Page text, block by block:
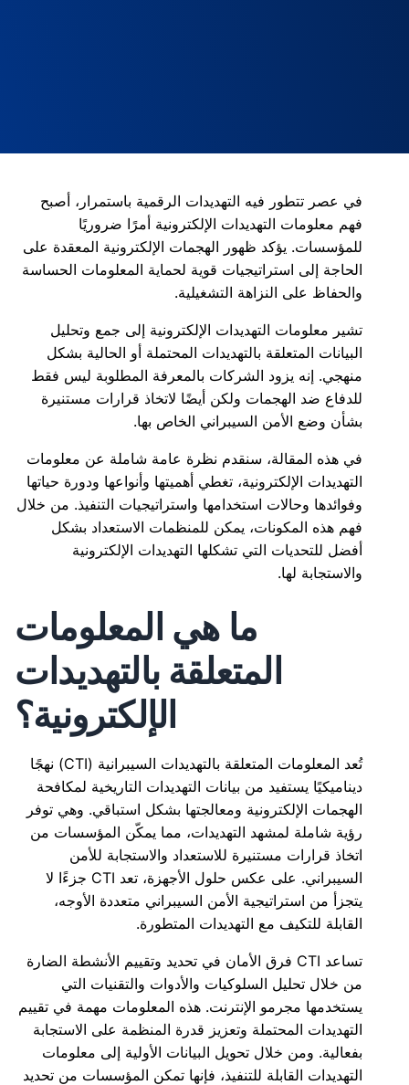
في عصر تتطور فيه التهديدات الرقمية باستمرار، أصبح
فهم معلومات التهديدات الإلكترونية أمرًا ضروريًا
للمؤسسات. يؤكد ظهور الهجمات الإلكترونية المعقدة على
الحاجة إلى استراتيجيات قوية لحماية المعلومات الحساسة
والحفاظ على النزاهة التشغيلية.
تشير معلومات التهديدات الإلكترونية إلى جمع وتحليل
البيانات المتعلقة بالتهديدات المحتملة أو الحالية بشكل
منهجي. إنه يزود الشركات بالمعرفة المطلوبة ليس فقط
للدفاع ضد الهجمات ولكن أيضًا لاتخاذ قرارات مستنيرة
بشأن وضع الأمن السيبراني الخاص بها.
في هذه المقالة، سنقدم نظرة عامة شاملة عن معلومات
التهديدات الإلكترونية، تغطي أهميتها وأنواعها ودورة حياتها
وفوائدها وحالات استخدامها واستراتيجيات التنفيذ. من خلال
فهم هذه المكونات، يمكن للمنظمات الاستعداد بشكل
أفضل للتحديات التي تشكلها التهديدات الإلكترونية
والاستجابة لها.
ما هي المعلومات
المتعلقة بالتهديدات
الإلكترونية؟
تُعد المعلومات المتعلقة بالتهديدات السيبرانية (CTI) نهجًا
ديناميكيًا يستفيد من بيانات التهديدات التاريخية لمكافحة
الهجمات الإلكترونية ومعالجتها بشكل استباقي. وهي توفر
رؤية شاملة لمشهد التهديدات، مما يمكّن المؤسسات من
اتخاذ قرارات مستنيرة للاستعداد والاستجابة للأمن
السيبراني. على عكس حلول الأجهزة، تعد CTI جزءًا لا
يتجزأ من استراتيجية الأمن السيبراني متعددة الأوجه،
القابلة للتكيف مع التهديدات المتطورة.
تساعد CTI فرق الأمان في تحديد وتقييم الأنشطة الضارة
من خلال تحليل السلوكيات والأدوات والتقنيات التي
يستخدمها مجرمو الإنترنت. هذه المعلومات مهمة في تقييم
التهديدات المحتملة وتعزيز قدرة المنظمة على الاستجابة
بفعالية. ومن خلال تحويل البيانات الأولية إلى معلومات
التهديدات القابلة للتنفيذ، فإنها تمكن المؤسسات من تحديد